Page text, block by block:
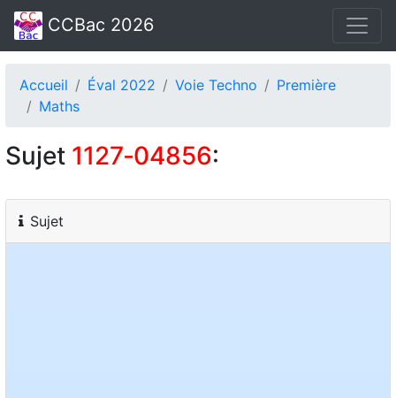
CCBac 2026
Accueil Éval 2022 Voie Techno
Première
Maths
Sujet 1127‑04856:
Sujet